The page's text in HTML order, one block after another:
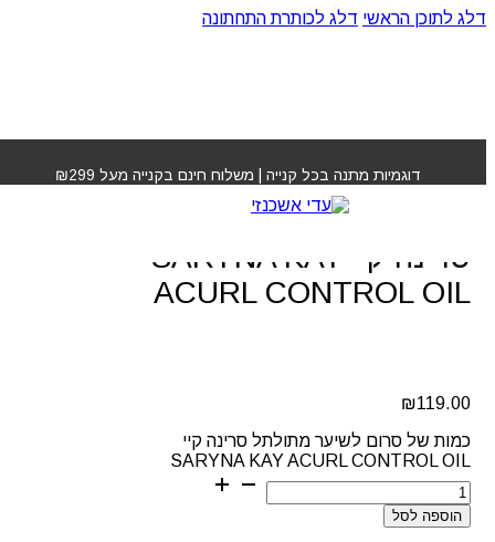
דלג לתוכן הראשי דלג לכותרת התחתונה
דוגמיות מתנה בכל קנייה | משלוח חינם בקנייה מעל ₪299
SARYNA KAY ACURL CONTROL OIL
סרום לשיער מתולתל
סרינה קיי SARYNA KAY
ACURL CONTROL OIL
₪119.00
כמות של סרום לשיער מתולתל סרינה קיי
SARYNA KAY ACURL CONTROL OIL
הוספה לסל